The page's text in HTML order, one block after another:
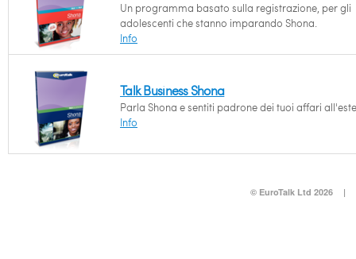
Un programma basato sulla registrazione, per gli
adolescenti che stanno imparando Shona.
Info
Talk Business Shona
Parla Shona e sentiti padrone dei tuoi affari
Info
© EuroTalk Ltd 2026 |